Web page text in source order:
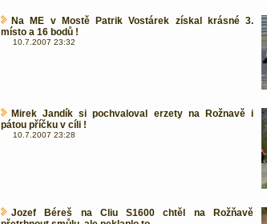
Na ME v Mostě Patrik Vostárek získal krásné 3.
místo a 16 bodů !
10.7.2007 23:32
Mirek Jandík si pochvaloval erzety na Rožnavě i
pátou příčku v cíli !
10.7.2007 23:28
Jozef Béreš na Cliu S1600 chtěl na Rožňavě